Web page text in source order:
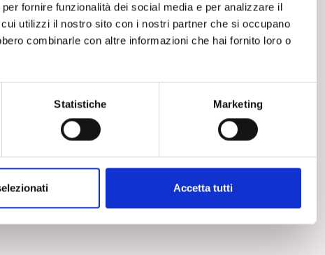
fornire funzionalità dei social media e per analizzare il
utilizzi il nostro sito con i nostri partner che si occupano
combinarle con altre informazioni che hai fornito loro o
Statistiche Marketing
Accetta tutti